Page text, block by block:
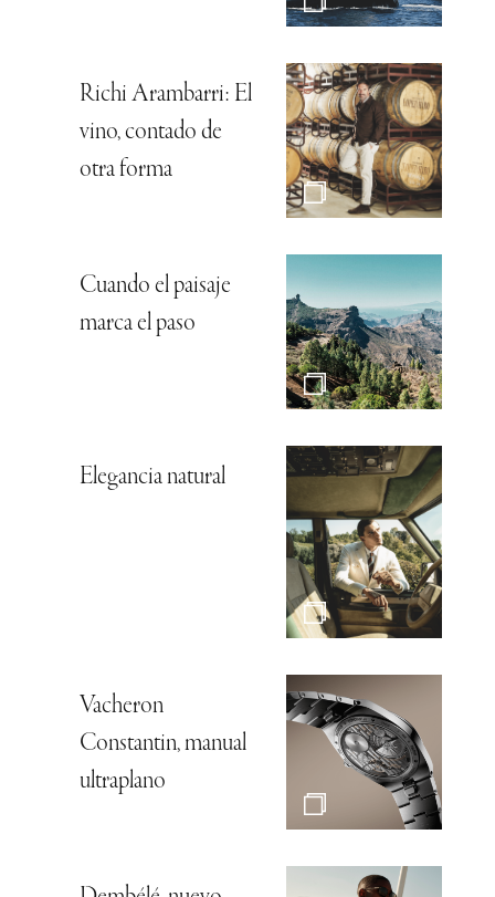
Richi Arambarri: El
vino, contado de
otra forma
Cuando el paisaje
marca el paso
Elegancia natural
Vacheron
Constantin, manual
ultraplano